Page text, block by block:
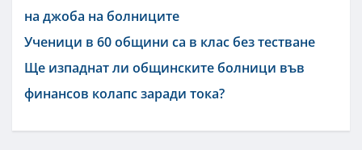
на джоба на болниците
Ученици в 60 общини са в клас без тестване
Ще изпаднат ли общинските болници във
финансов колапс заради тока?